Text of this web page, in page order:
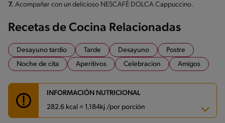
7. Acompañar con un delicioso NESCAFÉ DOLCA Cappuccino.
Recetas de Cocina Relacionadas
Desayuno tardío Tarde Desayuno
Postre
Noche de cita
Aperitivos Celebracion Amigos
INFORMACIÓN NUTRICIONAL
282.6 kcal = 1,184kj /por porción